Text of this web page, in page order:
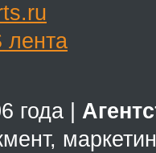
лента
года |